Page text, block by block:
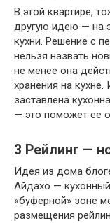
В этой квартире,
другую идею — на
кухни. Решение с
нельзя назвать
не менее она
хранения на кухне.
заставлена
— это поможет ее
3 Рейлинг —
Идея из дома
Айдахо — кухонный
«буферной» зоне
размещения